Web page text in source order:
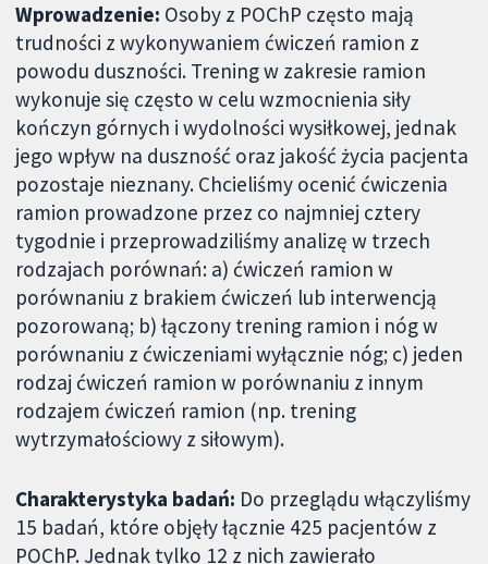
Wprowadzenie: Osoby z POChP często mają
trudności z wykonywaniem ćwiczeń ramion z
powodu duszności. Trening w zakresie ramion
wykonuje się często w celu wzmocnienia siły
kończyn górnych i wydolności wysiłkowej, jednak
jego wpływ na duszność oraz jakość życia pacjenta
pozostaje nieznany. Chcieliśmy ocenić ćwiczenia
ramion prowadzone przez co najmniej cztery
tygodnie i przeprowadziliśmy analizę w trzech
rodzajach porównań: a) ćwiczeń ramion w
porównaniu z brakiem ćwiczeń lub interwencją
pozorowaną; b) łączony trening ramion i nóg w
porównaniu z ćwiczeniami wyłącznie nóg; c) jeden
rodzaj ćwiczeń ramion w porównaniu z innym
rodzajem ćwiczeń ramion (np. trening
wytrzymałościowy z siłowym).
Charakterystyka badań: Do przeglądu włączyliśmy
15 badań, które objęły łącznie 425 pacjentów z
POChP. Jednak tylko 12 z nich zawierało